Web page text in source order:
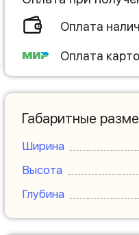
Оплата
Оплата
Габаритные
Ширина
Высота
Глубина